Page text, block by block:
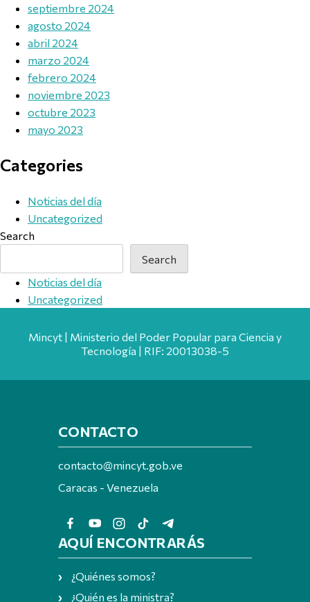
septiembre 2024
agosto 2024
abril 2024
marzo 2024
febrero 2024
noviembre 2023
octubre 2023
mayo 2023
Categories
Noticias del día
Uncategorized
Search
Search
Noticias del día
Uncategorized
Mincyt | Ministerio del Poder Popular para Ciencia y
Tecnología | RIF: 20013038-5
CONTACTO
contacto@mincyt.gob.ve
Caracas - Venezuela
AQUÍ ENCONTRARÁS
¿Quiénes somos?
¿Quién es la ministra?